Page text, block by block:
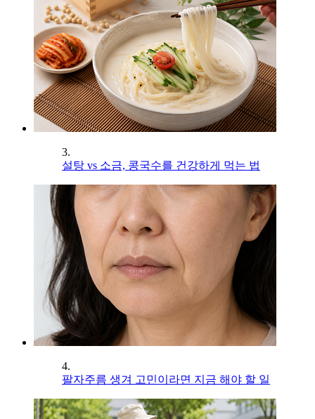
3.
설탕 vs 소금, 콩국수를 건강하게 먹는 법
4.
팔자주름 생겨 고민이라면 지금 해야 할 일